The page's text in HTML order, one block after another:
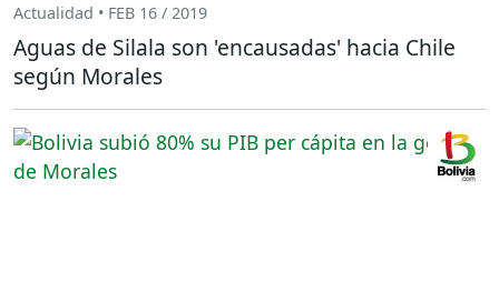
Actualidad • FEB 16 / 2019
Aguas de Silala son 'encausadas' hacia Chile
según Morales